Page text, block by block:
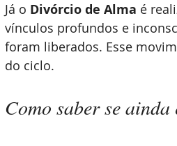
Já o Divórcio de Alma é
vínculos profundos e
foram liberados. Esse
do ciclo.
Como saber se ainda